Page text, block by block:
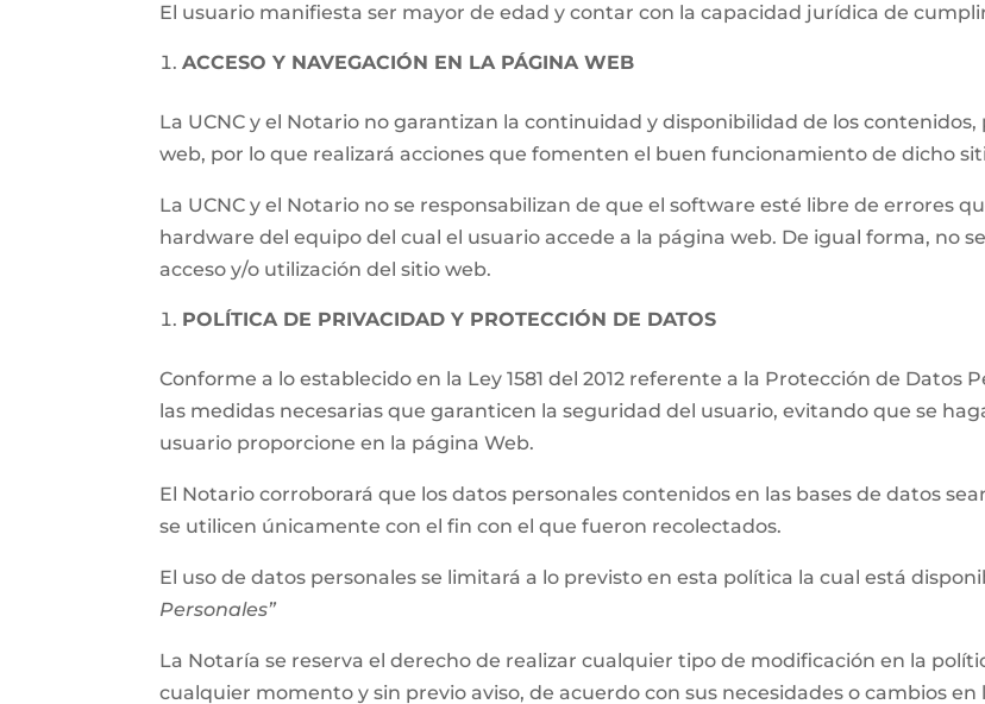
El usuario manifiesta ser mayor de edad y contar con la capacidad jurídica de
ACCESO Y NAVEGACIÓN EN LA PÁGINA WEB
La UCNC y el Notario no garantizan la continuidad y disponibilidad de los
web, por lo que realizará acciones que fomenten el buen funcionamiento de dicho
La UCNC y el Notario no se responsabilizan de que el software esté libre de errores
hardware del equipo del cual el usuario accede a la página web. De igual forma, no
acceso y/o utilización del sitio web.
POLÍTICA DE PRIVACIDAD Y PROTECCIÓN DE DATOS
Conforme a lo establecido en la Ley 1581 del 2012 referente a la Protección de
las medidas necesarias que garanticen la seguridad del usuario, evitando que se
usuario proporcione en la página Web.
El Notario corroborará que los datos personales contenidos en las bases de datos
se utilicen únicamente con el fin con el que fueron recolectados.
El uso de datos personales se limitará a lo previsto en esta política la cual está
Personales”
La Notaría se reserva el derecho de realizar cualquier tipo de modificación en la
cualquier momento y sin previo aviso, de acuerdo con sus necesidades o cambios